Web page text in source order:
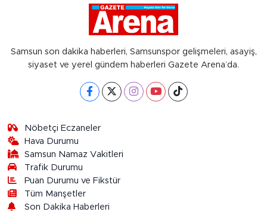
Samsun son dakika haberleri, Samsunspor gelişmeleri, asayiş,
siyaset ve yerel gündem haberleri Gazete Arena’da.
Nöbetçi Eczaneler
Hava Durumu
Samsun Namaz Vakitleri
Trafik Durumu
Puan Durumu ve Fikstür
Tüm Manşetler
Son Dakika Haberleri